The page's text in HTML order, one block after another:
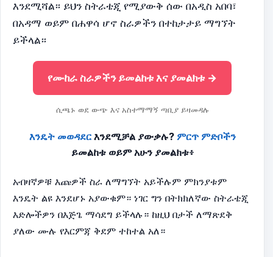
እንደሚሻል። ይህን ስትራቴጂ የሚያውቅ ሰው በአዲስ አበባ፣
በአዳማ ወይም በሐዋሳ ሆኖ ስራዎችን በተከታታይ ማግኘት
ይችላል።
የሙከራ ስራዎችን ይመልከቱ እና ያመልክቱ →
ሲጫኑ ወደ ውጭ እና አስተማማኝ ጣቢያ ይዛመዳሉ
እንዴት መወዳደርእንደሚቻል ያውቃሉ? ምርጥ ምድቦችን
ይመልከቱ ወይም አሁን ያመልክቱ፥
አብዛኛዎቹ እጩዎች ስራ ለማግኘት አይችሉም ምክንያቱም
እንዴት ልዩ እንደሆኑ አያውቁም። ነገር ግን በትክክለኛው ስትራቴጂ
እድሎችዎን በእጅጌ ማሳደግ ይችላሉ። ከዚህ በታች ለማጽደቅ
ያለው ሙሉ የእርምጃ ቅደም ተከተል አለ።